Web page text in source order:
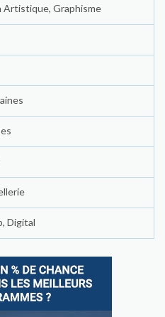
Artistique, Graphisme
Digital